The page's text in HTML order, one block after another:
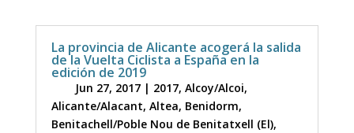
La provincia de Alicante acogerá la salida
de la Vuelta Ciclista a España en la
edición de 2019
Jun 27, 2017| 2017, Alcoy/Alcoi,
Alicante/Alacant, Altea, Benidorm,
Benitachell/Poble Nou de Benitatxell (El),